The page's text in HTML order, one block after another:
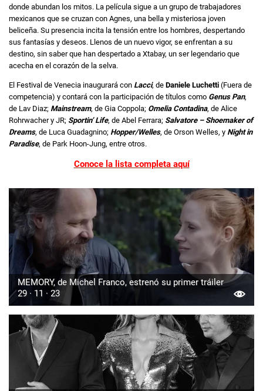
donde abundan los mitos. La película sigue a un grupo de trabajadores
mexicanos que se cruzan con Agnes, una bella y misteriosa joven
beliceña. Su presencia incita la tensión entre los hombres, despertando
sus fantasías y deseos. Llenos de un nuevo vigor, se enfrentan a su
destino, sin saber que han despertado a Xtabay, un ser legendario que
acecha en el corazón de la selva.
El Festival de Venecia inaugurará con Lacci, de Daniele Luchetti (Fuera de
competencia) y contará con la participación de títulos como Genus Pan,
de Lav Diaz; Mainstream, de Gia Coppola; Omelia Contadina, de Alice
Rohrwacher y JR; Sportin’ Life, de Abel Ferrara; Salvatore – Shoemaker of
Dreams, de Luca Guadagnino; Hopper/Welles, de Orson Welles, y Night in
Paradise, de Park Hoon-Jung, entre otros.
Conoce la lista completa aquí
MEMORY, de Michel Franco, estrenó su primer tráiler
29 · 11 · 23